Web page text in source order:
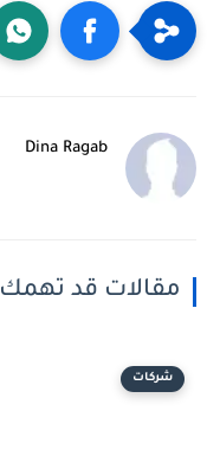
Dina Ragab
مقالات قد تهمك
شركات